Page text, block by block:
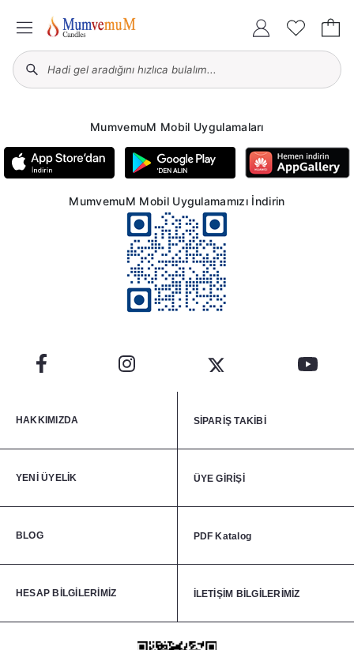
MumvemuM Mobil Uygulamaları
MumvemuM Mobil Uygulamamızı İndirin
HAKKIMIZDA SİPARİŞ TAKİBİ
YENİ ÜYELİK ÜYE GİRİŞİ
BLOG PDF Katalog
HESAP BİLGİLERİMİZ İLETİŞİM BİLGİLERİMİZ